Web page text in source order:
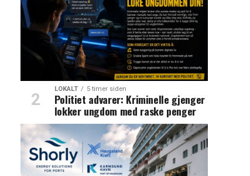
LOKALT 5 timer siden
Politiet advarer: Kriminelle gjenger
lokker ungdom med raske penger